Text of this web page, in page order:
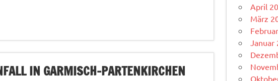
IN GARMISCH-PARTENKIRCHEN
April
März
Januar